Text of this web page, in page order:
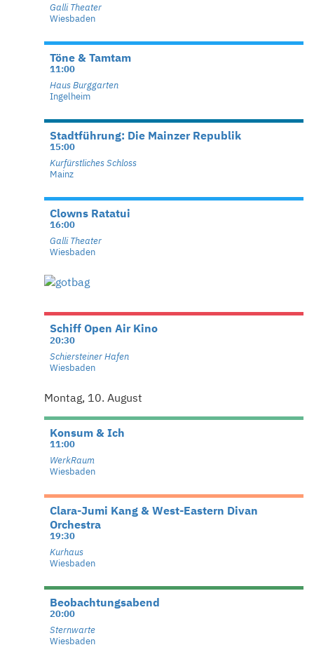
Galli Theater
Wiesbaden
Töne & Tamtam
11:00
Haus Burggarten
Ingelheim
Stadtführung: Die Mainzer Republik
15:00
Kurfürstliches Schloss
Mainz
Clowns Ratatui
16:00
Galli Theater
Wiesbaden
Schiff Open Air Kino
20:30
Schiersteiner Hafen
Wiesbaden
Montag, 10. August
Konsum & Ich
11:00
WerkRaum
Wiesbaden
Clara-Jumi Kang & West-Eastern Divan
Orchestra
19:30
Kurhaus
Wiesbaden
Beobachtungsabend
20:00
Sternwarte
Wiesbaden